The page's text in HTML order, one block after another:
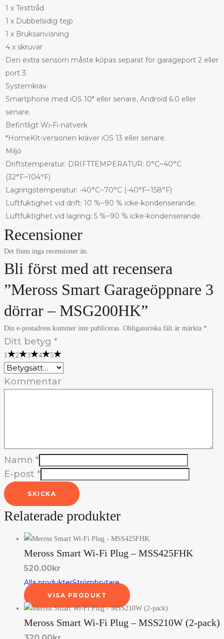
1 x Testtråd
1 x Dubbelsidig tejp
1 x Bruksanvisning
4 x skruvar
Den extra sensorn måste köpas separat för garageport 2 eller
port 3.
Systemkrav
Smartphone med iOS 10* eller senare, Android 6.0 eller
senare.
Befintligt Wi-Fi-nätverk
*HomeKit-versionen kräver iOS 13 eller senare.
Miljö
Driftstemperatur: DRIFTTEMPERATUR: 0°C~40°C
(32°F~104°F)
Lagringstemperatur: -40°C~70°C (-40°F~158°F)
Luftfuktighet vid drift: 10 %~90 % icke-kondenserande.
Luftfuktighet vid lagring: 5 %~90 % icke-kondenserande.
Recensioner
Det finns inga recensioner än.
Bli först med att recensera
”Meross Smart Garageöppnare 3
dörrar – MSG200HK”
Din e-postadress kommer inte publiceras. Obligatoriska fält är märkta *
Ditt betyg *
1 2 3 4 5
Kommentar
Namn *
E-post *
SKICKA
Relaterade produkter
Meross Smart Wi-Fi Plug – MSS425FHK
520.00kr
Alla produkterStrömbrytare
VISA PRODUKT
Meross Smart Wi-Fi Plug – MSS210W (2-pack)